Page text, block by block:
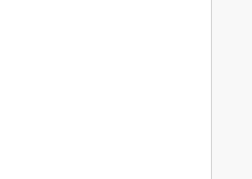
und alten Pfaden unterwegs
Christmasshopping in New York
Bär
auf der Suche nach Wasserfällen, Meer, Bergen und
Wüsten-Meer-Tour
oder Wir treffen auf alte und neue Bekannte
- Bären erneut auf Ballonjagd
neuen Gefilden
auf bekannten Pfaden